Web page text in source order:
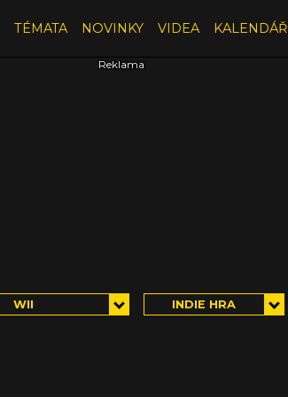
TÉMATA NOVINKY VIDEA KALENDÁŘ
WII INDIE HRA